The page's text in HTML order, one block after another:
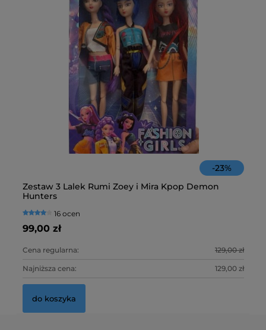
-23%
Zestaw 3 Lalek Rumi Zoey i Mira Kpop Demon
Hunters
16 ocen
99,00 zł
Cena regularna: 129,00 zł
Najniższa cena: 129,00 zł
do koszyka